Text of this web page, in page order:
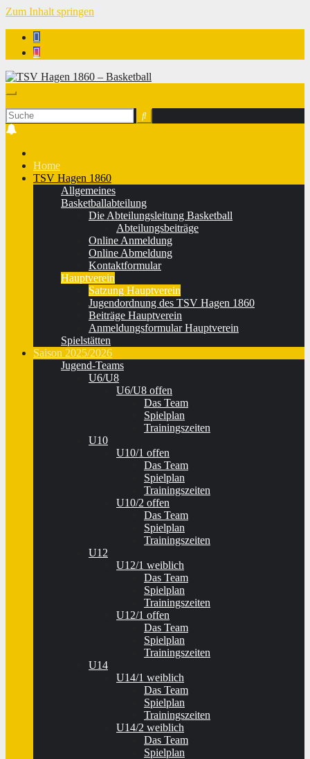
Zum Inhalt springen
Home
TSV Hagen 1860
Allgemeines
Basketballabteilung
Die Abteilungsleitung Basketball
Abteilungsbeiträge
Online Anmeldung
Online Abmeldung
Kontaktformular
Hauptverein
Satzung Hauptverein
Jugendordnung des TSV Hagen 1860
Beiträge Hauptverein
Anmeldungsformular Hauptverein
Spielstätten
Saison 2025/2026
Jugend-Teams
U6/U8
U6/U8 offen
Das Team
Spielplan
Trainingszeiten
U10
U10/1 offen
Das Team
Spielplan
Trainingszeiten
U10/2 offen
Das Team
Spielplan
Trainingszeiten
U12
U12/1 weiblich
Das Team
Spielplan
Trainingszeiten
U12/1 offen
Das Team
Spielplan
Trainingszeiten
U14
U14/1 weiblich
Das Team
Spielplan
Trainingszeiten
U14/2 weiblich
Das Team
Spielplan